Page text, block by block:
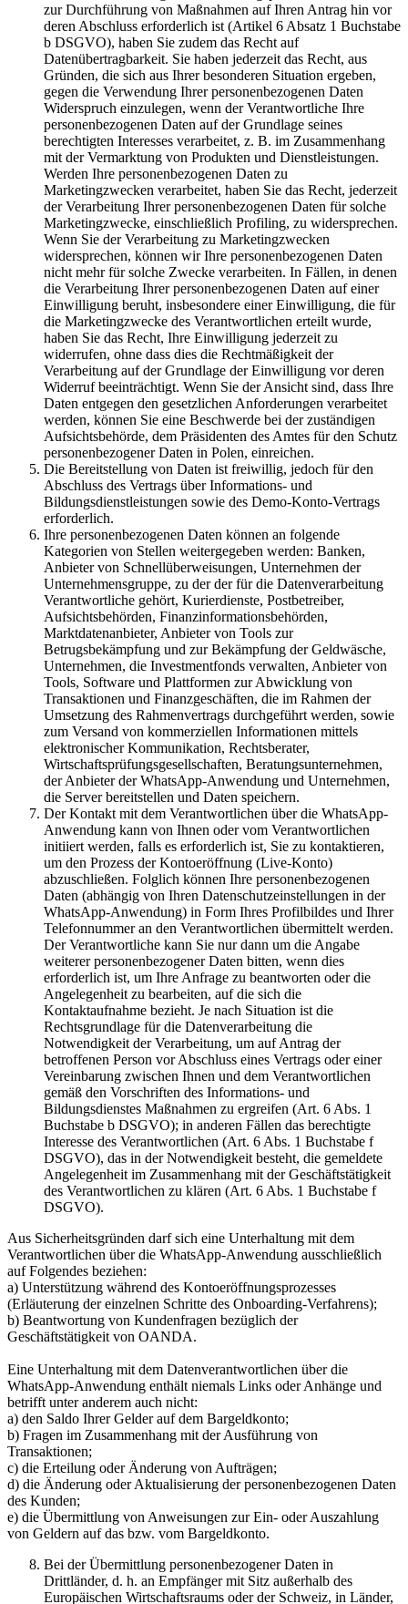
zur Durchführung von Maßnahmen auf Ihren Antrag hin vor
deren Abschluss erforderlich ist (Artikel 6 Absatz 1 Buchstabe
b DSGVO), haben Sie zudem das Recht auf
Datenübertragbarkeit. Sie haben jederzeit das Recht, aus
Gründen, die sich aus Ihrer besonderen Situation ergeben,
gegen die Verwendung Ihrer personenbezogenen Daten
Widerspruch einzulegen, wenn der Verantwortliche Ihre
personenbezogenen Daten auf der Grundlage seines
berechtigten Interesses verarbeitet, z. B. im Zusammenhang
mit der Vermarktung von Produkten und Dienstleistungen.
Werden Ihre personenbezogenen Daten zu
Marketingzwecken verarbeitet, haben Sie das Recht, jederzeit
der Verarbeitung Ihrer personenbezogenen Daten für solche
Marketingzwecke, einschließlich Profiling, zu widersprechen.
Wenn Sie der Verarbeitung zu Marketingzwecken
widersprechen, können wir Ihre personenbezogenen Daten
nicht mehr für solche Zwecke verarbeiten. In Fällen, in denen
die Verarbeitung Ihrer personenbezogenen Daten auf einer
Einwilligung beruht, insbesondere einer Einwilligung, die für
die Marketingzwecke des Verantwortlichen erteilt wurde,
haben Sie das Recht, Ihre Einwilligung jederzeit zu
widerrufen, ohne dass dies die Rechtmäßigkeit der
Verarbeitung auf der Grundlage der Einwilligung vor deren
Widerruf beeinträchtigt. Wenn Sie der Ansicht sind, dass Ihre
Daten entgegen den gesetzlichen Anforderungen verarbeitet
werden, können Sie eine Beschwerde bei der zuständigen
Aufsichtsbehörde, dem Präsidenten des Amtes für den Schutz
personenbezogener Daten in Polen, einreichen.
Die Bereitstellung von Daten ist freiwillig, jedoch für den
Abschluss des Vertrags über Informations- und
Bildungsdienstleistungen sowie des Demo-Konto-Vertrags
erforderlich.
Ihre personenbezogenen Daten können an folgende
Kategorien von Stellen weitergegeben werden: Banken,
Anbieter von Schnellüberweisungen, Unternehmen der
Unternehmensgruppe, zu der der für die Datenverarbeitung
Verantwortliche gehört, Kurierdienste, Postbetreiber,
Aufsichtsbehörden, Finanzinformationsbehörden,
Marktdatenanbieter, Anbieter von Tools zur
Betrugsbekämpfung und zur Bekämpfung der Geldwäsche,
Unternehmen, die Investmentfonds verwalten, Anbieter von
Tools, Software und Plattformen zur Abwicklung von
Transaktionen und Finanzgeschäften, die im Rahmen der
Umsetzung des Rahmenvertrags durchgeführt werden, sowie
zum Versand von kommerziellen Informationen mittels
elektronischer Kommunikation, Rechtsberater,
Wirtschaftsprüfungsgesellschaften, Beratungsunternehmen,
der Anbieter der WhatsApp-Anwendung und Unternehmen,
die Server bereitstellen und Daten speichern.
Der Kontakt mit dem Verantwortlichen über die WhatsApp-
Anwendung kann von Ihnen oder vom Verantwortlichen
initiiert werden, falls es erforderlich ist, Sie zu kontaktieren,
um den Prozess der Kontoeröffnung (Live-Konto)
abzuschließen. Folglich können Ihre personenbezogenen
Daten (abhängig von Ihren Datenschutzeinstellungen in der
WhatsApp-Anwendung) in Form Ihres Profilbildes und Ihrer
Telefonnummer an den Verantwortlichen übermittelt werden.
Der Verantwortliche kann Sie nur dann um die Angabe
weiterer personenbezogener Daten bitten, wenn dies
erforderlich ist, um Ihre Anfrage zu beantworten oder die
Angelegenheit zu bearbeiten, auf die sich die
Kontaktaufnahme bezieht. Je nach Situation ist die
Rechtsgrundlage für die Datenverarbeitung die
Notwendigkeit der Verarbeitung, um auf Antrag der
betroffenen Person vor Abschluss eines Vertrags oder einer
Vereinbarung zwischen Ihnen und dem Verantwortlichen
gemäß den Vorschriften des Informations- und
Bildungsdienstes Maßnahmen zu ergreifen (Art. 6 Abs. 1
Buchstabe b DSGVO); in anderen Fällen das berechtigte
Interesse des Verantwortlichen (Art. 6 Abs. 1 Buchstabe f
DSGVO), das in der Notwendigkeit besteht, die gemeldete
Angelegenheit im Zusammenhang mit der Geschäftstätigkeit
des Verantwortlichen zu klären (Art. 6 Abs. 1 Buchstabe f
DSGVO).
Aus Sicherheitsgründen darf sich eine Unterhaltung mit dem
Verantwortlichen über die WhatsApp-Anwendung ausschließlich
auf Folgendes beziehen:
a) Unterstützung während des Kontoeröffnungsprozesses
(Erläuterung der einzelnen Schritte des Onboarding-Verfahrens);
b) Beantwortung von Kundenfragen bezüglich der
Geschäftstätigkeit von OANDA.
Eine Unterhaltung mit dem Datenverantwortlichen über die
WhatsApp-Anwendung enthält niemals Links oder Anhänge und
betrifft unter anderem auch nicht:
a) den Saldo Ihrer Gelder auf dem Bargeldkonto;
b) Fragen im Zusammenhang mit der Ausführung von
Transaktionen;
c) die Erteilung oder Änderung von Aufträgen;
d) die Änderung oder Aktualisierung der personenbezogenen Daten
des Kunden;
e) die Übermittlung von Anweisungen zur Ein- oder Auszahlung
von Geldern auf das bzw. vom Bargeldkonto.
Bei der Übermittlung personenbezogener Daten in
Drittländer, d. h. an Empfänger mit Sitz außerhalb des
Europäischen Wirtschaftsraums oder der Schweiz, in Länder,